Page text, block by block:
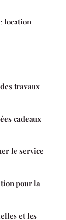
location
travaux
cadeaux
le service
pour la
et les